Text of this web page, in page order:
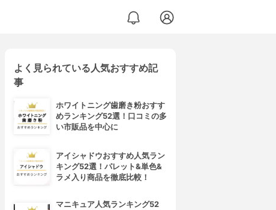
よく見られている人気おすすめ記
事
ホワイトニング歯磨き粉おすす
めランキング52選！口コミの多
い市販品を中心に
アイシャドウおすすめ人気ラン
キング52選！パレット&単色&
ラメ入り商品を徹底比較！
マニキュア人気ランキング52